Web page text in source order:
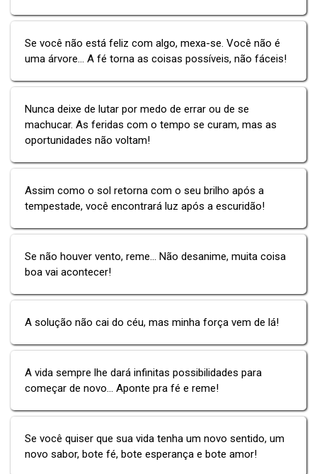
Se você não está feliz com algo, mexa-se. Você não é
uma árvore... A fé torna as coisas possíveis, não fáceis!
Nunca deixe de lutar por medo de errar ou de se
machucar. As feridas com o tempo se curam, mas as
oportunidades não voltam!
Assim como o sol retorna com o seu brilho após a
tempestade, você encontrará luz após a escuridão!
Se não houver vento, reme... Não desanime, muita coisa
boa vai acontecer!
A solução não cai do céu, mas minha força vem de lá!
A vida sempre lhe dará infinitas possibilidades para
começar de novo... Aponte pra fé e reme!
Se você quiser que sua vida tenha um novo sentido, um
novo sabor, bote fé, bote esperança e bote amor!